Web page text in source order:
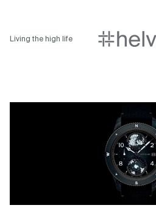
Living the high life